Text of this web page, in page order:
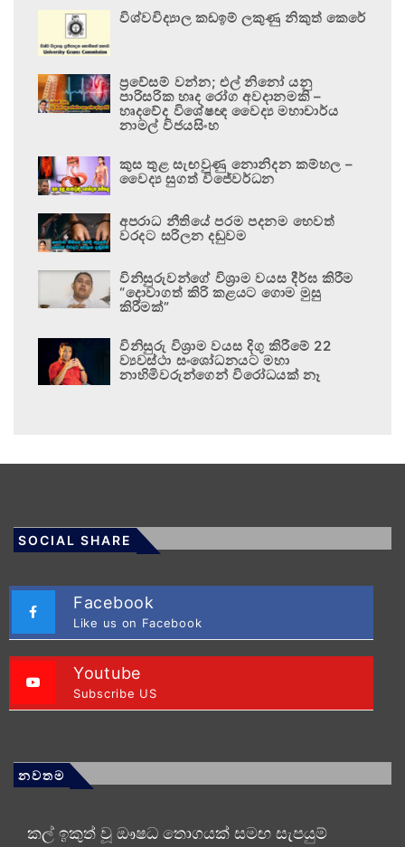
විශ්වවිද්‍යාල කඩඉම් ලකුණු නිකුත් කෙරේ
ප්‍රවේසම් වන්න; එල් නිනෝ යනු
පාරිසරික හෘද රෝග අවදානමකි –
හෘදවේද විශේෂඥ වෛද්‍ය මහාචාර්ය
නාමල් විජයසිංහ
කුස තුළ සැඟවුණු නොනිදන කම්හල –
වෛද්‍ය සුගත් විජේවර්ධන
අපරාධ නීතියේ පරම පදනම හෙවත්
වරදට සරිලන දඬුවම
විනිසුරුවන්ගේ විශ්‍රාම වයස දීර්ඝ කිරීම
“දොවාගත් කිරි කළයට ගොම මුසු
කිරීමක්”
විනිසුරු විශ්‍රාම වයස දිගු කිරීමේ 22
ව්‍යවස්ථා සංශෝධනයට මහා
නාහිමිවරුන්ගෙන් විරෝධයක් නෑ
SOCIAL SHARE
Facebook
Like us on Facebook
Youtube
Subscribe US
නවතම
කල් ඉකුත් වූ ඖෂධ තොගයක් සමඟ සැපයුම්